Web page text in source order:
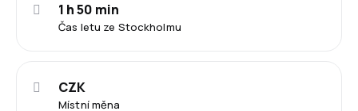
Čas letu ze Stockholmu
1 h 50 min
Místní měna
CZK